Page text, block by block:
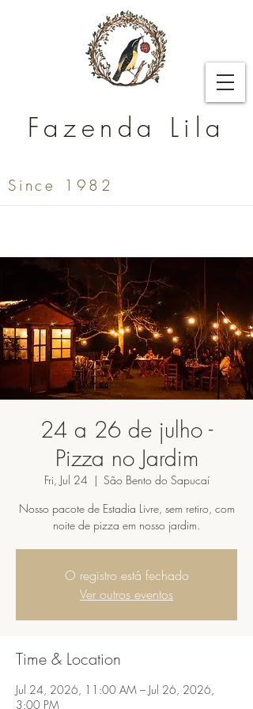
Fazenda Lila
Since 1982
24 a 26 de julho -
Pizza no Jardim
Fri, Jul 24
  |
São Bento do Sapucaí
Nosso pacote de Estadia Livre, sem retiro, com
noite de pizza em nosso jardim.
O registro está fechado
Ver outros eventos
Time & Location
Jul 24, 2026, 11:00 AM – Jul 26, 2026,
3:00 PM